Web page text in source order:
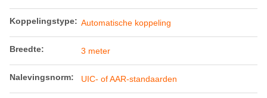
Koppelingstype: Automatische koppeling
Breedte: 3 meter
Nalevingsnorm: UIC- of AAR-standaarden